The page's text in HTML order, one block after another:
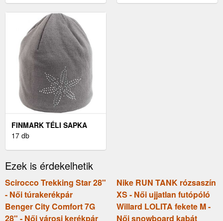
FINMARK TÉLI SAPKA
NŐI KÖTÖTT SAPKA, ,
17 db
Ezek is érdekelhetik
Scirocco Trekking Star 28"
- Női túrakerékpár
Nike RUN TANK rózsaszín
XS - Női ujjatlan futópóló
Benger City Comfort 7G
28" - Női városi kerékpár
Willard LOLITA fekete M -
Női snowboard kabát